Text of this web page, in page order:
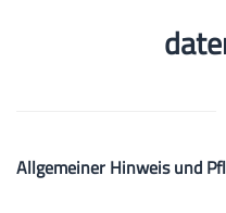
Allgemeiner Hinweis und